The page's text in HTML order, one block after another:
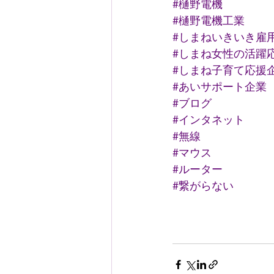
#樋野電機
#樋野電機工業
#しまねいきいき雇
#しまね女性の活躍
#しまね子育て応援
#あいサポート企業
#ブログ
#インタネット
#無線
#マウス
#ルーター
#繋がらない